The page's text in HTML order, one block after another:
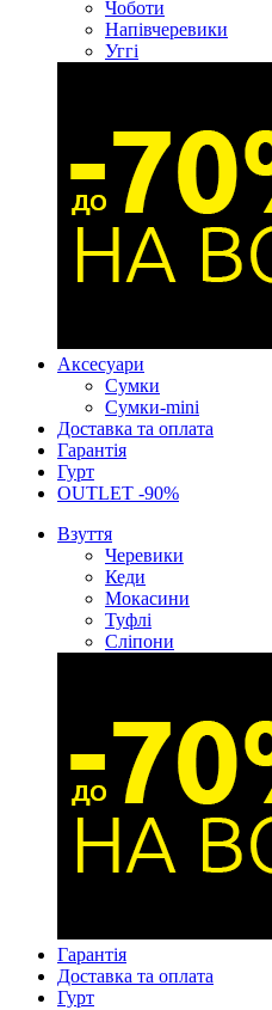
Чоботи
Напівчеревики
Уггі
Аксесуари
Сумки
Сумки-mini
Доставка та оплата
Гарантія
Гурт
OUTLET -90%
Взуття
Черевики
Кеди
Мокасини
Туфлі
Сліпони
Гарантія
Доставка та оплата
Гурт